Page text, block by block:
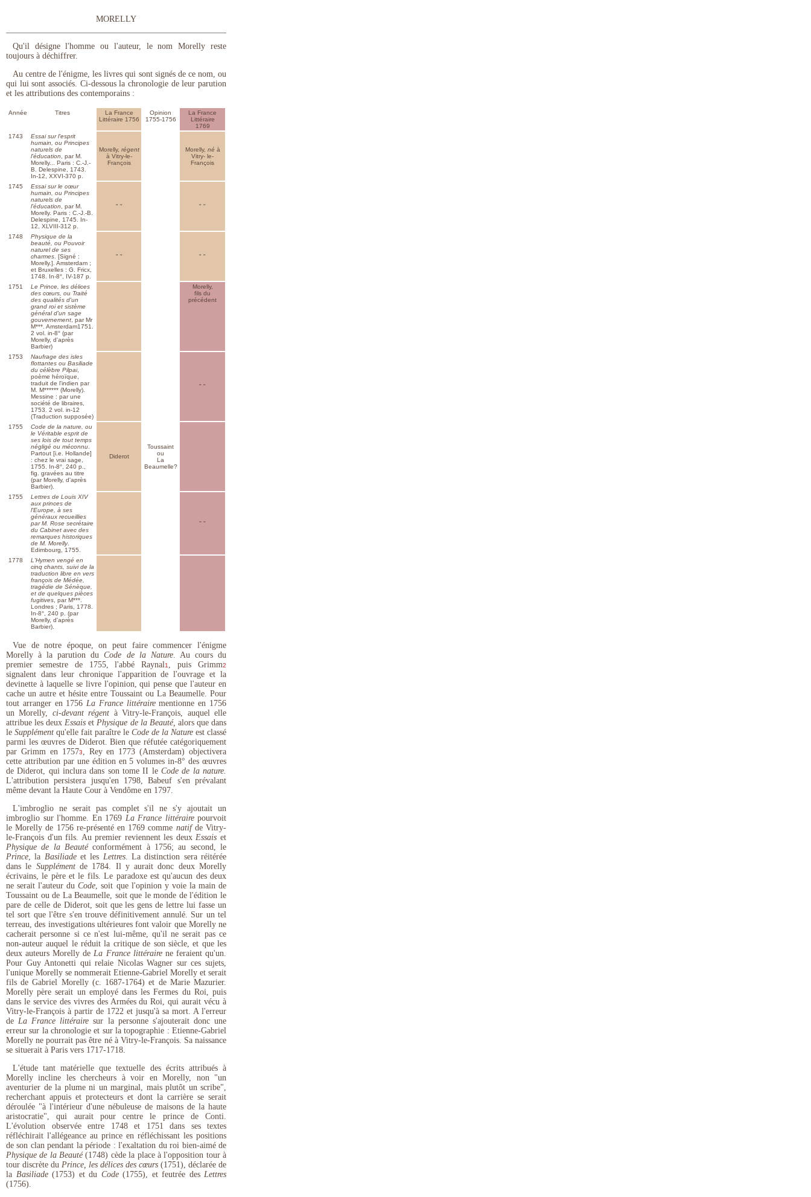
MORELLY
Qu'il désigne l'homme ou l'auteur, le nom Morelly reste
toujours à déchiffrer.
Au centre de l'énigme, les livres qui sont signés de ce nom, ou
qui lui sont associés. Ci-dessous la chronologie de leur parution
et les attributions des contemporains :
Année Titres
La France
Littéraire 1756
Opinion
1755-1756
La France
Littéraire
1769
1743
Essai sur l'esprit
humain, ou Principes
naturels de
l'éducation , par M.
Morelly... Paris : C.-J.-
B. Delespine, 1743.
In-12, XXVI-370 p.
Morelly, régent
à Vitry-le-
François
Morelly, né à
Vitry- le-
François
1745
Essai sur le cœur
humain, ou Principes
naturels de
l'éducation , par M.
Morelly. Paris : C.-J.-B.
Delespine, 1745. In-
12, XLVIII-312 p.
" " " "
1748
Physique de la
beauté, ou Pouvoir
naturel de ses
charmes . [Signé :
Morelly.]. Amsterdam ;
et Bruxelles : G. Fricx,
1748. In-8°, IV-187 p.
" " " "
1751
Le Prince, les délices
des cœurs, ou Traité
des qualités d'un
grand roi et sistème
général d'un sage
gouvernement , par Mr
M***. Amsterdam1751.
2 vol. in-8° (par
Morelly, d'après
Barbier)
Morelly,
fils du
précédent
1753
Naufrage des isles
flottantes ou Basiliade
du célèbre Pilpai,
poème héroïque,
traduit de l'indien par
M. M****** (Morelly).
Messine : par une
société de libraires,
1753. 2 vol. in-12
(Traduction supposée)
" "
1755
Code de la nature, ou
le Véritable esprit de
ses lois de tout temps
négligé ou méconnu
Partout [i.e. Hollande]
: chez le vrai sage,
1755. In-8°, 240 p.,
fig. gravées au titre
(par Morelly, d'après
Barbier).
Diderot
Toussaint
ou
La
Beaumelle?
1755
Lettres de Louis XIV
aux princes de
l'Europe, à ses
généraux recueillies
par M. Rose secrétaire
du Cabinet avec des
remarques historiques
de M. Morelly.
Edimbourg, 1755.
" "
1778
L'Hymen vengé en
cinq chants, suivi de la
traduction libre en vers
françois de Médée,
tragédie de Sénèque,
et de quelques pièces
fugitives , par M***.
Londres ; Paris, 1778.
In-8°, 240 p. (par
Morelly, d'après
Barbier).
Vue de notre époque, on peut faire commencer l'énigme
Morelly à la parution duCode de la Nature. Au cours du
premier semestre de 1755, l'abbé Raynal1 , puis Grimm2
signalent dans leur chronique l'apparition de l'ouvrage et la
devinette à laquelle se livre l'opinion, qui pense que l'auteur en
cache un autre et hésite entre Toussaint ou La Beaumelle. Pour
tout arranger en 1756La France littérairementionne en 1756
un Morelly, ci-devant régent à Vitry-le-François, auquel elle
attribue les deuxEssais etPhysique de la Beauté, alors que dans
le Supplément qu'elle fait paraître le Code de la Nature est classé
parmi les œuvres de Diderot. Bien que réfutée catégoriquement
par Grimm en 17573, Rey en 1773 (Amsterdam) objectivera
cette attribution par une édition en 5 volumes in-8° des œuvres
de Diderot, qui inclura dans son tome II le Code de la nature.
L'attribution persistera jusqu'en 1798, Babeuf s'en prévalant
même devant la Haute Cour à Vendôme en 1797.
L'imbroglio ne serait pas complet s'il ne s'y ajoutait un
imbroglio sur l'homme. En 1769 La France littérairepourvoit
le Morelly de 1756 re-présenté en 1769 comme natifde Vitry-
le-François d'un fils. Au premier reviennent les deuxEssais et
Physique de la Beautéconformément à 1756; au second, le
Prince, la Basiliadeet les Lettres. La distinction sera réitérée
dans le Supplémentde 1784. Il y aurait donc deux Morelly
écrivains, le père et le fils. Le paradoxe est qu'aucun des deux
ne serait l'auteur duCode, soit que l'opinion y voie la main de
Toussaint ou de La Beaumelle, soit que le monde de l'édition le
pare de celle de Diderot, soit que les gens de lettre lui fasse un
tel sort que l'être s'en trouve définitivement annulé. Sur un tel
terreau, des investigations ultérieures font valoir que Morelly ne
cacherait personne si ce n'est lui-même, qu'il ne serait pas ce
non-auteur auquel le réduit la critique de son siècle, et que les
deux auteurs Morelly deLa France littérairene feraient qu'un.
Pour Guy Antonetti qui relaie Nicolas Wagner sur ces sujets,
l'unique Morelly se nommerait Etienne-Gabriel Morelly et serait
fils de Gabriel Morelly (c. 1687-1764) et de Marie Mazurier.
Morelly père serait un employé dans les Fermes du Roi, puis
dans le service des vivres des Armées du Roi, qui aurait vécu à
Vitry-le-François à partir de 1722 et jusqu'à sa mort. A l'erreur
deLa France littéraire sur la personne s'ajouterait donc une
erreur sur la chronologie et sur la topographie : Etienne-Gabriel
Morelly ne pourrait pas être né à Vitry-le-François. Sa naissance
se situerait à Paris vers 1717-1718.
L'étude tant matérielle que textuelle des écrits attribués à
Morelly incline les chercheurs à voir en Morelly, non "un
aventurier de la plume ni un marginal, mais plutôt un scribe",
recherchant appuis et protecteurs et dont la carrière se serait
déroulée "à l'intérieur d'une nébuleuse de maisons de la haute
aristocratie", qui aurait pour centre le prince de Conti.
L'évolution observée entre 1748 et 1751 dans ses textes
réfléchirait l'allégeance au prince en réfléchissant les positions
de son clan pendant la période : l'exaltation du roi bien-aimé de
Physique de la Beauté(1748) cède la place à l'opposition tour à
tour discrète du Prince, les délices des cœurs (1751), déclarée de
la Basiliade(1753) et du Code (1755), et feutrée des Lettres
(1756).